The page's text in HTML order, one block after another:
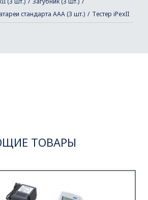
стандарта AAA (3 шт.)
Тестер iPexII
ТОВАРЫ